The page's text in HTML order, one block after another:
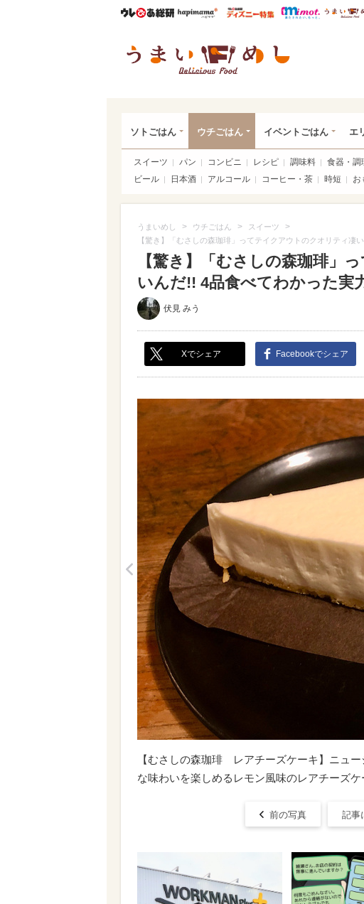
ウレぴあ総研ハピママ* ウレぴあ総研 デ
mimot.
ソトごはん ウチごはん イベントごはん エ
スイーツ パン コンビニ レシピ 調味料 食器・調
ビール
日本酒 アルコール コーヒー・茶 時短 お
うまいめし > ウチごはん > スイーツ >
【驚き】「むさしの森珈琲」ってテイクアウトのクオリティ凄
【驚き】「むさしの森珈琲」
いんだ!! 4品食べてわかった実
伏見 みう
Xでシェア Facebookでシェア
【むさしの森珈琲 レアチーズケーキ】ニュ
な味わいを楽しめるレモン風味のレアチーズケ
前の写真 記事